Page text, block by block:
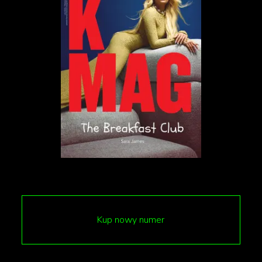
jednak muszę zaznaczyć, że to nie ja sugeruję to
porównanie. Tekst, do którego się odnosisz to
komentarz do albumu, który napisał znakomity
brytyjski dziennikarz muzyczny Richard Foster,
felietonista The Wire czy The Quietus. W rzeczach,
które tworzę zwykle nie ma bezpośrednich
nawiązań do rzeczy które mnie inspirują: one raczej
tworzą taką otaczającą mnie, nasycającą jakościowo
tkankę która, mam nadzieję, chroni mnie przed
konformizmem, banałem i ucieczką w ironię. W ten
teraz jest to Przerwa-Tetmajer i Szymanowski. No i
wiele ukrytych, nieeksponowanych postaci – choćby
Kup nowy numer